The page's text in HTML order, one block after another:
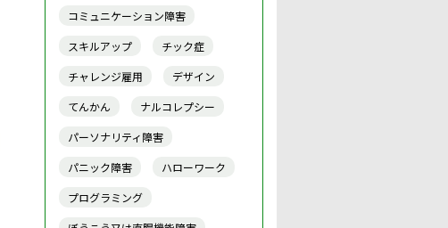
コミュニケーション障害
スキルアップ
チック症
チャレンジ雇用
デザイン
てんかん
ナルコレプシー
パーソナリティ障害
パニック障害
ハローワーク
プログラミング